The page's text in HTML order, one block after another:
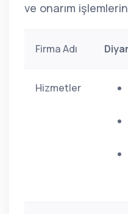
ve onarım
Firma Adı
Hizmetler